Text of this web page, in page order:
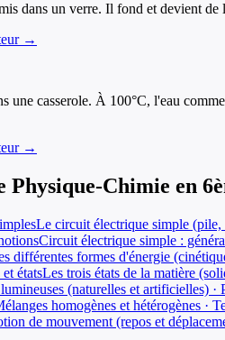
dans un verre. Il fond et devient
→
une casserole. À 100°C, l'eau
→
Physique-Chimie en
Le circuit électrique simple (pile,
Circuit électrique simple :
différentes formes d'énergie
étatsLes trois états de la matière
(naturelles et artificielles)
homogènes et hétérogènes ·
de mouvement (repos et